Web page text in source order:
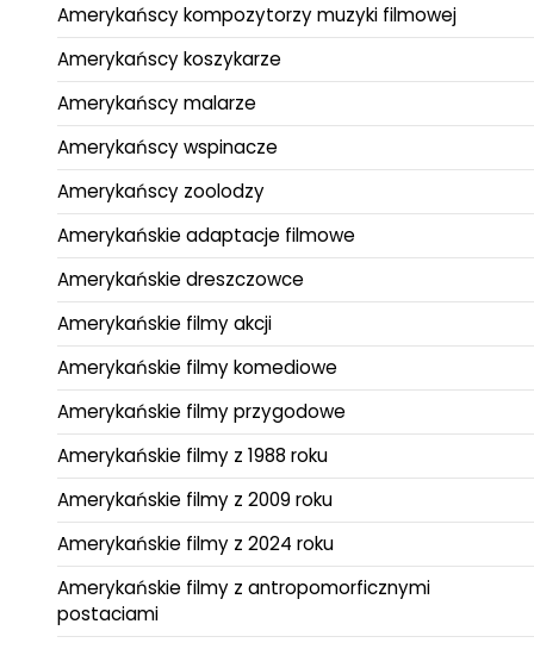
Amerykańscy kompozytorzy muzyki filmowej
Amerykańscy koszykarze
Amerykańscy malarze
Amerykańscy wspinacze
Amerykańscy zoolodzy
Amerykańskie adaptacje filmowe
Amerykańskie dreszczowce
Amerykańskie filmy akcji
Amerykańskie filmy komediowe
Amerykańskie filmy przygodowe
Amerykańskie filmy z 1988 roku
Amerykańskie filmy z 2009 roku
Amerykańskie filmy z 2024 roku
Amerykańskie filmy z antropomorficznymi
postaciami